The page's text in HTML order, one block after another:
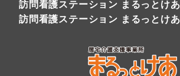
訪問看護ステーション まるっとけ
訪問看護ステーション まるっとけ